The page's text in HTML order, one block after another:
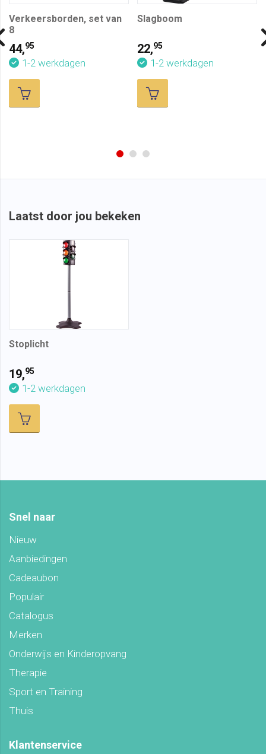
Verkeersborden, set van
8
44,95
1-2 werkdagen
Slagboom
22,95
1-2 werkdagen
Laatst door jou bekeken
Stoplicht
19,95
1-2 werkdagen
Snel naar
Nieuw
Aanbiedingen
Cadeaubon
Populair
Catalogus
Merken
Onderwijs en Kinderopvang
Therapie
Sport en Training
Thuis
Klantenservice